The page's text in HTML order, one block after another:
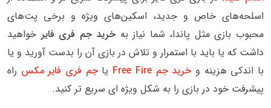
اسلحه‌های خاص و جدید، اسکین‌های ویژه و برخی پت‌های
محبوب بازی مثل پاندا، شما نیاز به خرید جم فری فایر خواهید
داشت که یا باید با استمرار و تلاش در بازی آن را بدست آورید و یا
با اندکی هزینه و خرید جم Free Fire یاجم فری فایر مکس راه
پیشرفت خود در بازی را به شکل ویژه ای سریع تر کنید.